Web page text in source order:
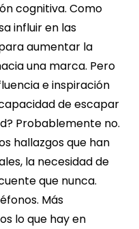
cognitiva. Como
influir en las
aumentar la
una marca. Pero
e inspiración
de escapar
Probablemente no.
hallazgos que han
la necesidad de
que nunca.
Más
lo que hay en